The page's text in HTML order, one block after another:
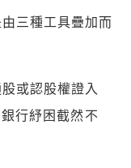
三種工具疊加而
或認股權證入
行紓困截然不